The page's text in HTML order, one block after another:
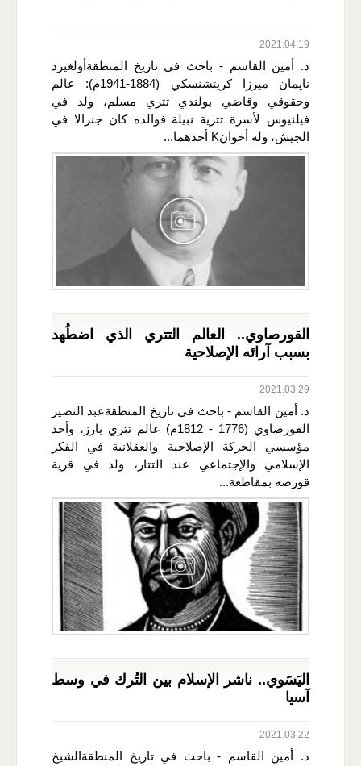
2021.04.19
د. أمين القاسم - باحث في تاريخ المنطقةأولغيرد
نايمان ميرزا كريتشنسكي (1884-1941م): عالم
وحقوقي وقاضي بولندي تتري مسلم، ولد في
فيلنيوس لأسرة تترية نبيلة فوالده كان جنرالا في
الجيش، وله أخوانK أحدهما...
القورصاوي.. العالم التتري الذي اضطُهد
بسبب آرائه الإصلاحية
2021.03.29
د. أمين القاسم - باحث في تاريخ المنطقةعبد النصير
القورصاوي (1776 - 1812م) عالم تتري بارز، وأحد
مؤسسي الحركة الإصلاحية والعقلانية في الفكر
الإسلامي والإجتماعي عند التتار، ولد في قرية
قورصه بمقاطعة...
اليَسَوي.. ناشر الإسلام بين التُرك في وسط
آسيا
2021.03.22
د. أمين القاسم - باحث في تاريخ المنطقةالشيخ